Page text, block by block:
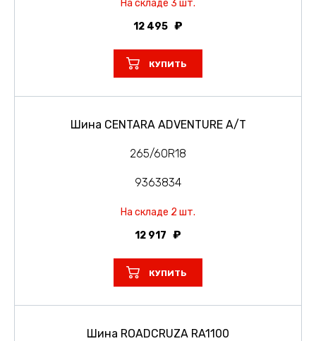
На складе 3 шт.
12 495
КУПИТЬ
Шина CENTARA ADVENTURE A/T
265/60R18
9363834
На складе 2 шт.
12 917
КУПИТЬ
Шина ROADCRUZA RA1100